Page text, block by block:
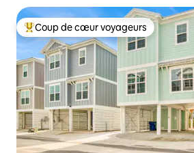
Coup de cœur voyageurs parmi les
Coup de cœur voyageurs